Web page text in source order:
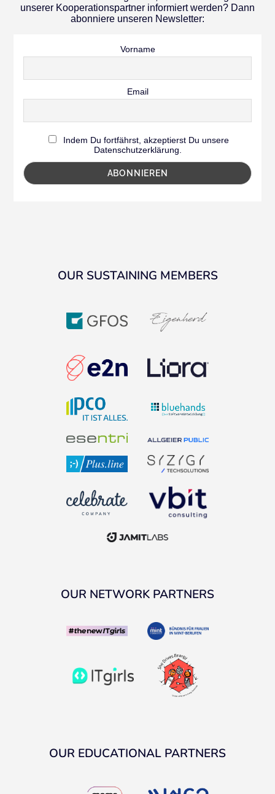
unserer Kooperationspartner informiert werden? Dann
abonniere unseren Newsletter:
Vorname
Email
Indem Du fortfährst, akzeptierst Du unsere
Datenschutzerklärung.
OUR SUSTAINING MEMBERS
OUR NETWORK PARTNERS
OUR EDUCATIONAL PARTNERS